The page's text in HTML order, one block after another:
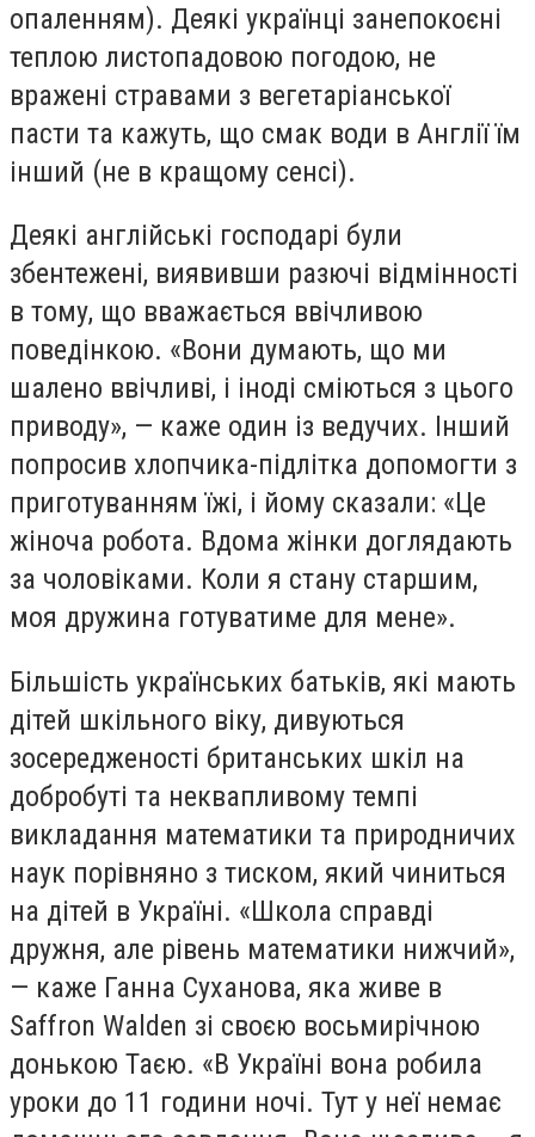
опаленням). Деякі українці занепокоєні
теплою листопадовою погодою, не
вражені стравами з вегетаріанської
пасти та кажуть, що смак води в Англії їм
інший (не в кращому сенсі).
Деякі англійські господарі були
збентежені, виявивши разючі відмінності
в тому, що вважається ввічливою
поведінкою. «Вони думають, що ми
шалено ввічливі, і іноді сміються з цього
приводу», — каже один із ведучих. Інший
попросив хлопчика-підлітка допомогти з
приготуванням їжі, і йому сказали: «Це
жіноча робота. Вдома жінки доглядають
за чоловіками. Коли я стану старшим,
моя дружина готуватиме для мене».
Більшість українських батьків, які мають
дітей шкільного віку, дивуються
зосередженості британських шкіл на
добробуті та неквапливому темпі
викладання математики та природничих
наук порівняно з тиском, який чиниться
на дітей в Україні. «Школа справді
дружня, але рівень математики нижчий»,
— каже Ганна Суханова, яка живе в
Saffron Walden зі своєю восьмирічною
донькою Таєю. «В Україні вона робила
уроки до 11 години ночі. Тут у неї немає